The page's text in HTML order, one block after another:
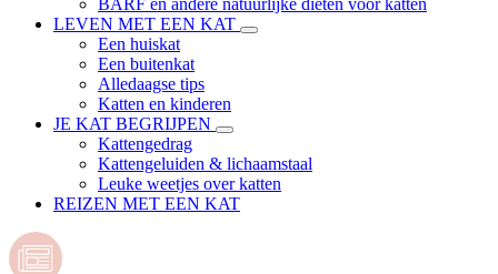
BARF en andere natuurlijke diëten voor katten
LEVEN MET EEN KAT
Een huiskat
Een buitenkat
Alledaagse tips
Katten en kinderen
JE KAT BEGRIJPEN
Kattengedrag
Kattengeluiden & lichaamstaal
Leuke weetjes over katten
REIZEN MET EEN KAT